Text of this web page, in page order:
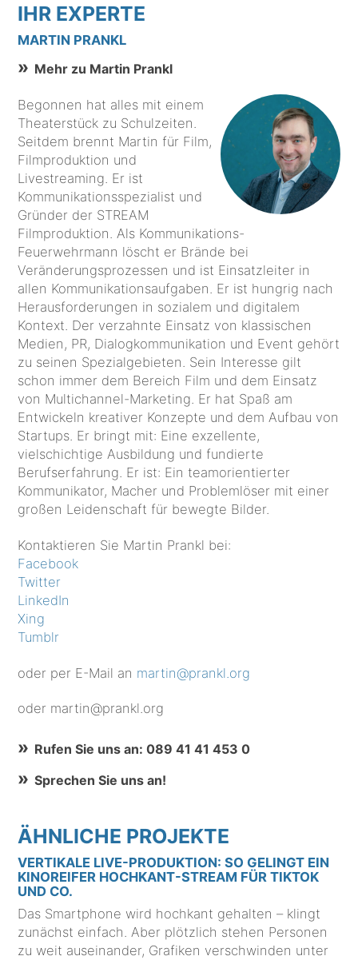
IHR EXPERTE
MARTIN PRANKL
Mehr zu Martin Prankl
Begonnen hat alles mit einem
Theaterstück zu Schulzeiten.
Seitdem brennt Martin für Film,
Filmproduktion und
Livestreaming. Er ist
Kommunikationsspezialist und
Gründer der STREAM
Filmproduktion. Als Kommunikations-
Feuerwehrmann löscht er Brände bei
Veränderungsprozessen und ist Einsatzleiter in
allen Kommunikationsaufgaben. Er ist hungrig nach
Herausforderungen in sozialem und digitalem
Kontext. Der verzahnte Einsatz von klassischen
Medien, PR, Dialogkommunikation und Event gehört
zu seinen Spezialgebieten. Sein Interesse gilt
schon immer dem Bereich Film und dem Einsatz
von Multichannel-Marketing. Er hat Spaß am
Entwickeln kreativer Konzepte und dem Aufbau von
Startups. Er bringt mit: Eine exzellente,
vielschichtige Ausbildung und fundierte
Berufserfahrung. Er ist: Ein teamorientierter
Kommunikator, Macher und Problemlöser mit einer
großen Leidenschaft für bewegte Bilder.
Kontaktieren Sie Martin Prankl bei:
Facebook
Twitter
LinkedIn
Xing
Tumblr
oder per E-Mail an martin@prankl.org
oder martin@prankl.org
Rufen Sie uns an: 089 41 41 453 0
Sprechen Sie uns an!
ÄHNLICHE PROJEKTE
VERTIKALE LIVE-PRODUKTION: SO GELINGT EIN
KINOREIFER HOCHKANT-STREAM FÜR TIKTOK
UND CO.
Das Smartphone wird hochkant gehalten – klingt
zunächst einfach. Aber plötzlich stehen Personen
zu weit auseinander, Grafiken verschwinden unter